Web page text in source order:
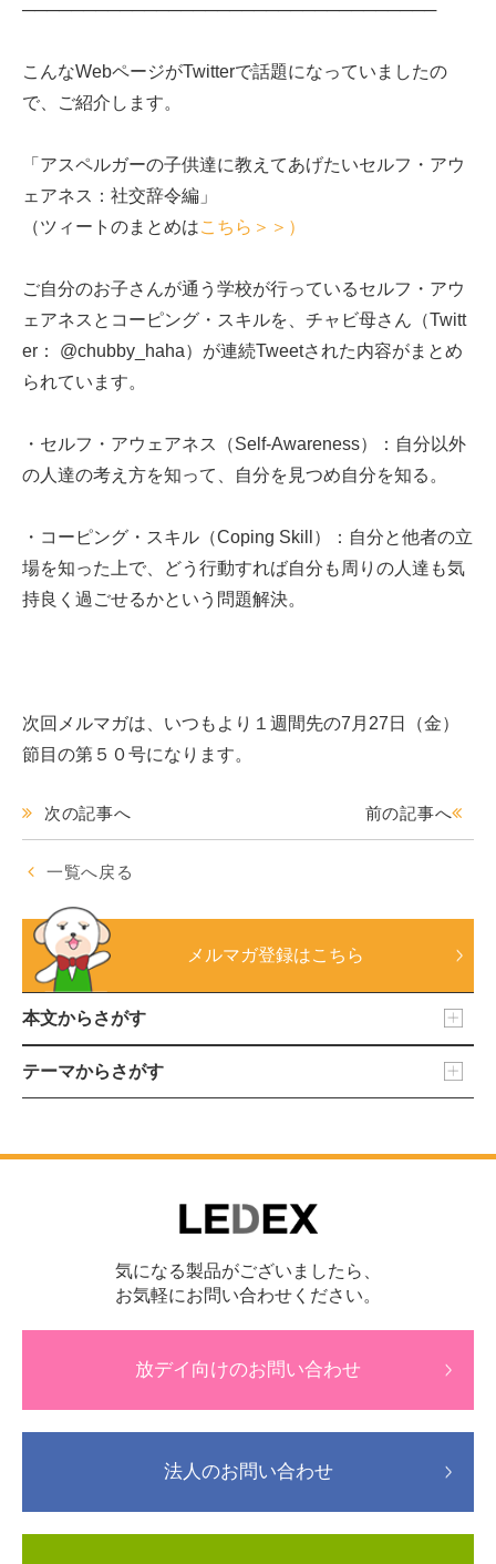
──────────────────────────────────
こんなWebページがTwitterで話題になっていましたの
で、ご紹介します。
「アスペルガーの子供達に教えてあげたいセルフ・アウ
ェアネス：社交辞令編」
（ツィートのまとめはこちら＞＞）
ご自分のお子さんが通う学校が行っているセルフ・アウ
ェアネスとコーピング・スキルを、チャビ母さん（Twitt
er： @chubby_haha）が連続Tweetされた内容がまとめ
られています。
・セルフ・アウェアネス（Self-Awareness）：自分以外
の人達の考え方を知って、自分を見つめ自分を知る。
・コーピング・スキル（Coping Skill）：自分と他者の立
場を知った上で、どう行動すれば自分も周りの人達も気
持良く過ごせるかという問題解決。
次回メルマガは、いつもより１週間先の7月27日（金）
節目の第５０号になります。
前の記事へ
次の記事へ
一覧へ戻る
メルマガ登録はこちら
本文からさがす
テーマからさがす
気になる製品がございましたら、
お気軽にお問い合わせください。
放デイ向けのお問い合わせ
法人のお問い合わせ